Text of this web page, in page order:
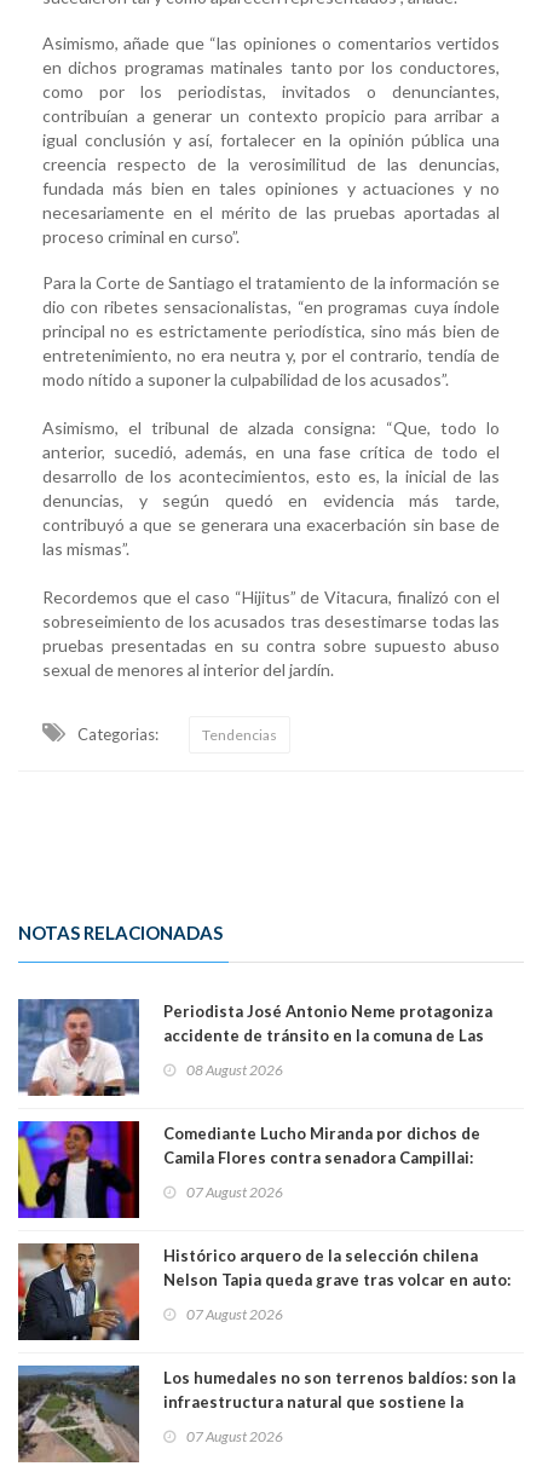
Asimismo, añade que “las opiniones o comentarios vertidos
en dichos programas matinales tanto por los conductores,
como por los periodistas, invitados o denunciantes,
contribuían a generar un contexto propicio para arribar a
igual conclusión y así, fortalecer en la opinión pública una
creencia respecto de la verosimilitud de las denuncias,
fundada más bien en tales opiniones y actuaciones y no
necesariamente en el mérito de las pruebas aportadas al
proceso criminal en curso”.
Para la Corte de Santiago el tratamiento de la información se
dio con ribetes sensacionalistas, “en programas cuya índole
principal no es estrictamente periodística, sino más bien de
entretenimiento, no era neutra y, por el contrario, tendía de
modo nítido a suponer la culpabilidad de los acusados”.
Asimismo, el tribunal de alzada consigna: “Que, todo lo
anterior, sucedió, además, en una fase crítica de todo el
desarrollo de los acontecimientos, esto es, la inicial de las
denuncias, y según quedó en evidencia más tarde,
contribuyó a que se generara una exacerbación sin base de
las mismas”.
Recordemos que el caso “Hijitus” de Vitacura, finalizó con el
sobreseimiento de los acusados tras desestimarse todas las
pruebas presentadas en su contra sobre supuesto abuso
sexual de menores al interior del jardín.
Categorias: Tendencias
NOTAS RELACIONADAS
Periodista José Antonio Neme protagoniza
accidente de tránsito en la comuna de Las
08 August 2026
Comediante Lucho Miranda por dichos de
Camila Flores contra senadora Campillai:
forma de quitar dignidad"
07 August 2026
Histórico arquero de la selección chilena
Nelson Tapia queda grave tras volcar en auto:
07 August 2026
Los humedales no son terrenos baldíos: son la
infraestructura natural que sostiene la
07 August 2026